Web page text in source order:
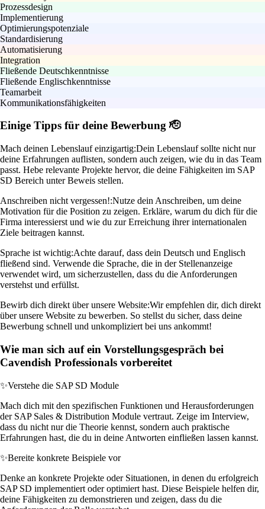
Prozessdesign
Implementierung
Optimierungspotenziale
Standardisierung
Automatisierung
Integration
Fließende Deutschkenntnisse
Fließende Englischkenntnisse
Teamarbeit
Kommunikationsfähigkeiten
Einige Tipps für deine Bewerbung 🫡
Mach deinen Lebenslauf einzigartig:Dein Lebenslauf sollte nicht nur
deine Erfahrungen auflisten, sondern auch zeigen, wie du in das Team
passt. Hebe relevante Projekte hervor, die deine Fähigkeiten im SAP
SD Bereich unter Beweis stellen.
Anschreiben nicht vergessen!:Nutze dein Anschreiben, um deine
Motivation für die Position zu zeigen. Erkläre, warum du dich für die
Firma interessierst und wie du zur Erreichung ihrer internationalen
Ziele beitragen kannst.
Sprache ist wichtig:Achte darauf, dass dein Deutsch und Englisch
fließend sind. Verwende die Sprache, die in der Stellenanzeige
verwendet wird, um sicherzustellen, dass du die Anforderungen
verstehst und erfüllst.
Bewirb dich direkt über unsere Website:Wir empfehlen dir, dich direkt
über unsere Website zu bewerben. So stellst du sicher, dass deine
Bewerbung schnell und unkompliziert bei uns ankommt!
Wie man sich auf ein Vorstellungsgespräch bei
Cavendish Professionals vorbereitet
✨Verstehe die SAP SD Module
Mach dich mit den spezifischen Funktionen und Herausforderungen
der SAP Sales & Distribution Module vertraut. Zeige im Interview,
dass du nicht nur die Theorie kennst, sondern auch praktische
Erfahrungen hast, die du in deine Antworten einfließen lassen kannst.
✨Bereite konkrete Beispiele vor
Denke an konkrete Projekte oder Situationen, in denen du erfolgreich
SAP SD implementiert oder optimiert hast. Diese Beispiele helfen dir,
deine Fähigkeiten zu demonstrieren und zeigen, dass du die